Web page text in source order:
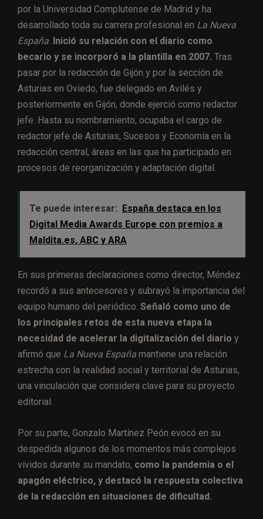
por la Universidad Complutense de Madrid y ha
desarrollado toda su carrera profesional en La Nueva
España. Inició su relación con el diario como
becario y se incorporó a la plantilla en 2007. Tras
pasar por la redacción de Gijón y por la sección de
Asturias en Oviedo, fue delegado en Avilés y
posteriormente en Gijón, donde ejerció como redactor
jefe. Hasta su nombramiento, ocupaba el cargo de
redactor jefe de Asturias, Sucesos y Economía en la
redacción central, áreas en las que ha participado en
procesos de reorganización y adaptación digital.
Te puede interesar: España destaca en los
Digital Media Awards Europe con premios a
Maldita.es, ABC y ARA
En sus primeras declaraciones como director, Méndez
recordó a sus antecesores y subrayó la importancia del
equipo humano del periódico. Señaló como uno de
los principales retos de esta nueva etapa la
necesidad de acelerar la digitalización del diario y
afirmó que La Nueva España mantiene una relación
estrecha con la realidad social y territorial de Asturias,
una vinculación que considera clave para su proyecto
editorial.
Por su parte, Gonzalo Martínez Peón evocó en su
despedida algunos de los momentos más complejos
vividos durante su mandato, como la pandemia o el
apagón eléctrico, y destacó la respuesta colectiva
de la redacción en situaciones de dificultad.